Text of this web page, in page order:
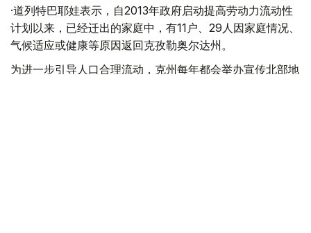
·道列特巴耶娃表示，自2013年政府启动提高劳动力流动性
计划以来，已经迁出的家庭中，有11户、29人因家庭情况、
气候适应或健康等原因返回克孜勒奥尔达州。
为进一步引导人口合理流动，克州每年都会举办宣传北部地